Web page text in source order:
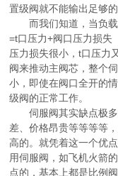
置级阀就不能输出足够
而我们知道，当负载
=t口压力+阀口压力损失
压力损失很小，t口压力
阀来推动主阀芯，整个
小，即使在阀口全开的
级阀的正常工作。
伺服阀其实缺点极多
差、价格昂贵等等等等
高的。就凭着这一个优
用伺服阀，如飞机火箭
点的，基本上都是比例阀